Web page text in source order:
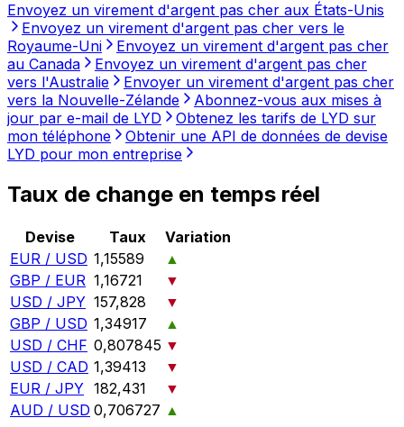
Envoyez un virement d'argent pas cher aux États-Unis
Envoyez un virement d'argent pas cher vers le
Royaume-Uni
Envoyez un virement d'argent pas cher
au Canada
Envoyez un virement d'argent pas cher
vers l'Australie
Envoyer un virement d'argent pas cher
vers la Nouvelle-Zélande
Abonnez-vous aux mises à
jour par e-mail de LYD
Obtenez les tarifs de LYD sur
mon téléphone
Obtenir une API de données de devise
LYD pour mon entreprise
Taux de change en temps réel
Devise Taux
Variation
EUR / USD 1,15589
▲
GBP / EUR 1,16721
▼
USD / JPY 157,828
▼
GBP / USD 1,34917
▲
USD / CHF 0,807845 ▼
USD / CAD 1,39413
▼
EUR / JPY 182,431
▼
AUD / USD 0,706727 ▲